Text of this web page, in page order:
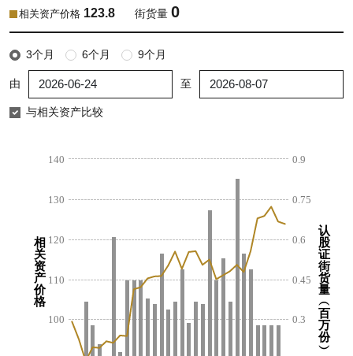
相关资产价格 123.8 街货量 0
3个月 6个月 9个月
由 至
与相关资产比较
0.3
0.45
0.6
0.75
0.9
100
110
120
130
140
认
股
证
街
货
量
︵
百
万
份
︶
相
关
资
产
价
格
认股证/牛熊证日志
牛熊证到期结算价查找
牛熊证文件及公告 (瑞信)
中资ETFs溢价比较
收市竞价变化